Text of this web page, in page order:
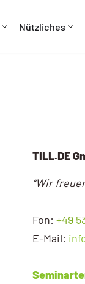
Nützliches
TILL.DE
“Wir
Fon: +49
E-Mail: